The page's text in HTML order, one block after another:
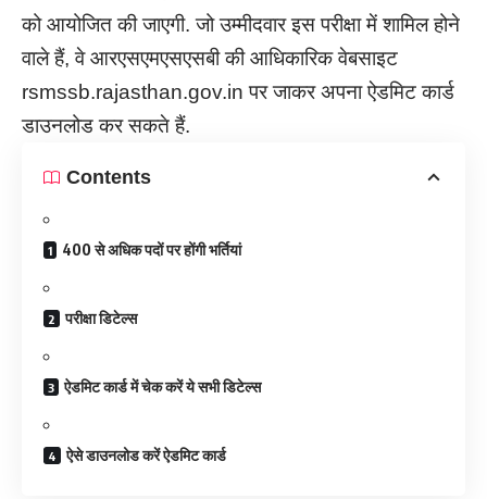
को आयोजित की जाएगी. जो उम्मीदवार इस परीक्षा में शामिल होने
वाले हैं, वे आरएसएमएसएसबी की आधिकारिक वेबसाइट
rsmssb.rajasthan.gov.in पर जाकर अपना ऐडमिट कार्ड
डाउनलोड कर सकते हैं.
Contents
400 से अधिक पदों पर होंगी भर्तियां
परीक्षा डिटेल्स
ऐडमिट कार्ड में चेक करें ये सभी डिटेल्स
ऐसे डाउनलोड करें ऐडमिट कार्ड